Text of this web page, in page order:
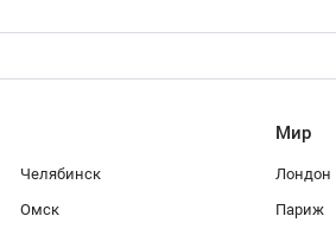
Челябинск
Омск
Мир
Лондон
Париж